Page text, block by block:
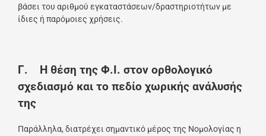
βάσει του αριθμού εγκαταστάσεων/δραστηριοτήτων με
ίδιες ή παρόμοιες χρήσεις.
Γ. Η θέση της Φ.Ι. στον ορθολογικό
σχεδιασμό και το πεδίο χωρικής ανάλυσής
της
Παράλληλα, διατρέχει σημαντικό μέρος της Νομολογίας η